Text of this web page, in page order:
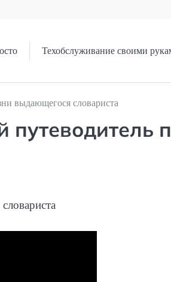
Техобслуживание своими
выдающегося словариста